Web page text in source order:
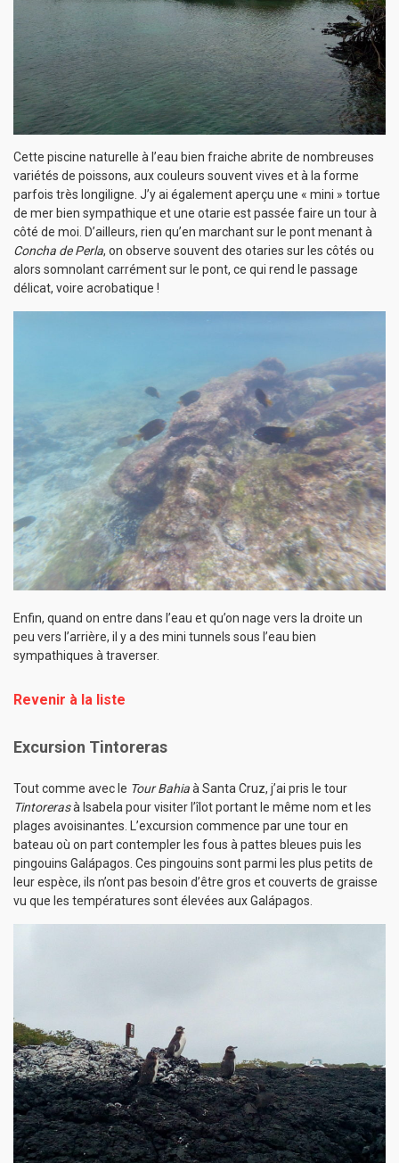
Cette piscine naturelle à l’eau bien fraiche abrite de nombreuses
variétés de poissons, aux couleurs souvent vives et à la forme
parfois très longiligne. J’y ai également aperçu une « mini » tortue
de mer bien sympathique et une otarie est passée faire un tour à
côté de moi. D’ailleurs, rien qu’en marchant sur le pont menant à
Concha de Perla, on observe souvent des otaries sur les côtés ou
alors somnolant carrément sur le pont, ce qui rend le passage
délicat, voire acrobatique !
Enfin, quand on entre dans l’eau et qu’on nage vers la droite un
peu vers l’arrière, il y a des mini tunnels sous l’eau bien
sympathiques à traverser.
Revenir à la liste
Excursion Tintoreras
Tout comme avec le Tour Bahiaà Santa Cruz, j’ai pris le tour
Tintorerasà Isabela pour visiter l’îlot portant le même nom et les
plages avoisinantes. L’excursion commence par une tour en
bateau où on part contempler les fous à pattes bleues puis les
pingouins Galápagos. Ces pingouins sont parmi les plus petits de
leur espèce, ils n’ont pas besoin d’être gros et couverts de graisse
vu que les températures sont élevées aux Galápagos.